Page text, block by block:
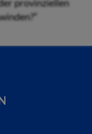
provinziellen